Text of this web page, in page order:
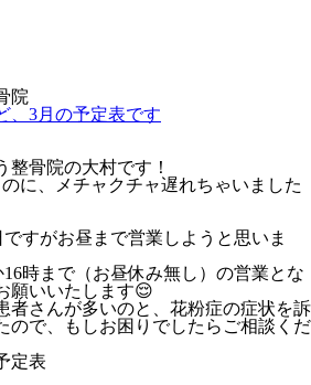
、3月の予定表です
骨院の大村です！
に、メチャクチャ遅れちゃいました
すがお昼まで営業しようと思いま
時まで（お昼休み無し）の営業とな
願いいたします😌
者さんが多いのと、花粉症の症状を訴
ので、もしお困りでしたらご相談くだ